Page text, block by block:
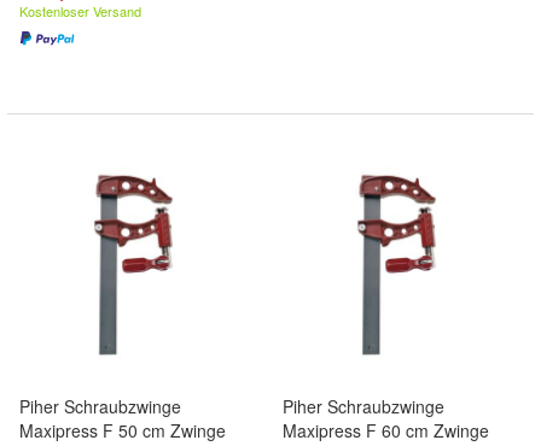
Kostenloser Versand
Piher Schraubzwinge
Maxipress F 50 cm Zwinge
Piher Schraubzwinge
Maxipress F 60 cm Zwinge